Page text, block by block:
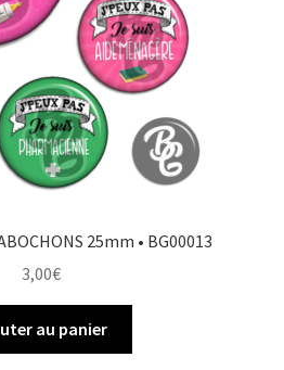
25mm • BG00013
3,00€
au panier